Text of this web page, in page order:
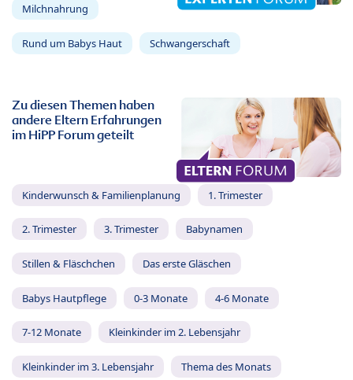
Milchnahrung
Rund um Babys Haut Schwangerschaft
Zu diesen Themen haben
andere Eltern Erfahrungen
im HiPP Forum geteilt
Kinderwunsch & Familienplanung 1. Trimester
2. Trimester 3. Trimester Babynamen
Stillen & Fläschchen Das erste Gläschen
Babys Hautpflege 0-3 Monate 4-6 Monate
7-12 Monate Kleinkinder im 2. Lebensjahr
Kleinkinder im 3. Lebensjahr Thema des Monats